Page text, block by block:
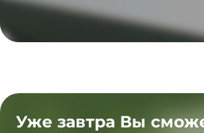
Уже завтра Вы